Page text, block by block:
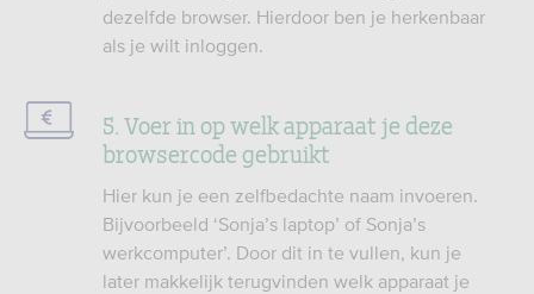
dezelfde browser. Hierdoor ben je herkenbaar
als je wilt inloggen.
5. Voer in op welk apparaat je deze
browsercode gebruikt
Hier kun je een zelfbedachte naam invoeren.
Bijvoorbeeld ‘Sonja’s laptop’ of Sonja’s
werkcomputer’. Door dit in te vullen, kun je
later makkelijk terugvinden welk apparaat je